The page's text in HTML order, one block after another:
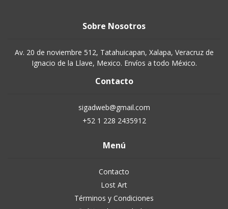
Sobre Nosotros
Av. 20 de noviembre 512, Tatahuicapan, Xalapa, Veracruz de
Ignacio de la Llave, Mexico. Envíos a todo México.
Contacto
sigadweb@gmail.com
+52 1 228 2435912
Menú
Contacto
Lost Art
Términos y Condiciones